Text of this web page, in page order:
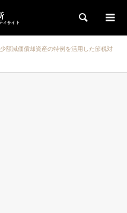
検索
少額減価償却資産の特例を活用した節税対